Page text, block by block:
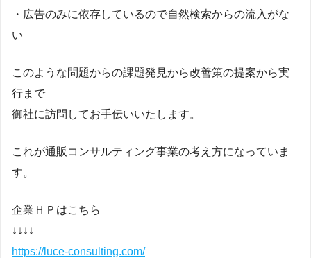
・広告のみに依存しているので自然検索からの流入がな
い
このような問題からの課題発見から改善策の提案から実
行まで
御社に訪問してお手伝いいたします。
これが通販コンサルティング事業の考え方になっていま
す。
企業ＨＰはこちら
↓↓↓↓
https://luce-consulting.com/